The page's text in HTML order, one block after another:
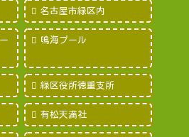
名古屋市緑区内
鳴海プール
緑区役所徳重支所
有松天満社